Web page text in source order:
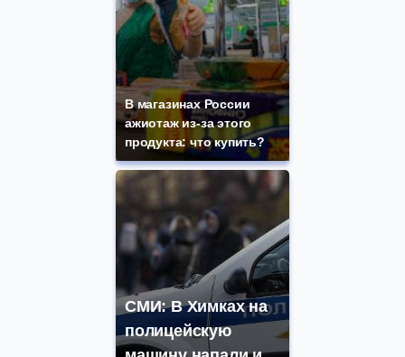
В магазинах России
ажиотаж из-за этого
продукта: что купить?
СМИ: В Химках на
полицейскую